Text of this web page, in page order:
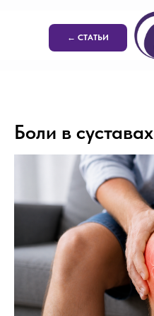
← СТАТЬИ
Боли в суставах